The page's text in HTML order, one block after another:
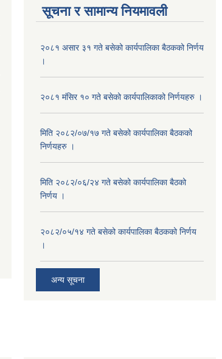
सूचना र सामान्य नियमावली
२०८१ असार ३१ गते बसेको कार्यपालिका बैठकको निर्णय
।
२०८१ मंसिर १० गते बसेको कार्यपालिकाको निर्णयहरु ।
मिति २०८२/०७/१७ गते बसेको कार्यपालिका बैठकको
निर्णयहरु ।
मिति २०८२/०६/२४ गते बसेको कार्यपालिका बैठको
निर्णय ।
२०८२/०५/१४ गते बसेको कार्यपालिका बैठकको निर्णय
।
अन्य सूचना